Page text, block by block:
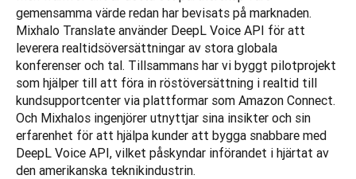
gemensamma värde redan har bevisats på marknaden.
Mixhalo Translate använder DeepL Voice API för att
leverera realtidsöversättningar av stora globala
konferenser och tal. Tillsammans har vi byggt pilotprojekt
som hjälper till att föra in röstöversättning i realtid till
kundsupportcenter via plattformar som Amazon Connect.
Och Mixhalos ingenjörer utnyttjar sina insikter och sin
erfarenhet för att hjälpa kunder att bygga snabbare med
DeepL Voice API, vilket påskyndar införandet i hjärtat av
den amerikanska teknikindustrin.